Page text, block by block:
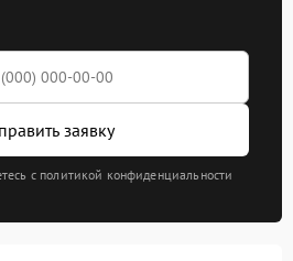
заявку
с политикой конфиденциальности